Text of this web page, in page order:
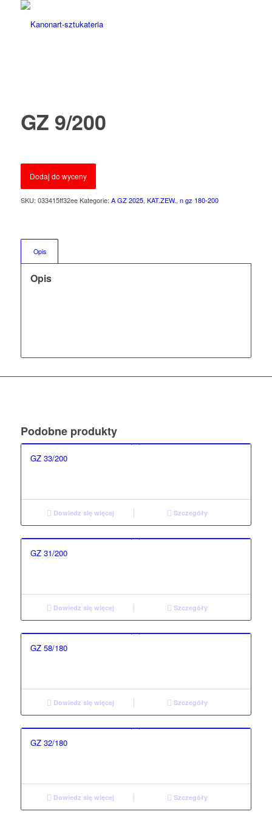
GZ 9/200
Dodaj do wyceny
SKU: 033415ff32ee Kategorie: A GZ 2025, KAT.ZEW., n gz 180-200
Opis
Opis
Podobne produkty
GZ 33/200
Dowiedz się więcej Szczegóły
GZ 31/200
Dowiedz się więcej Szczegóły
GZ 58/180
Dowiedz się więcej Szczegóły
GZ 32/180
Dowiedz się więcej Szczegóły